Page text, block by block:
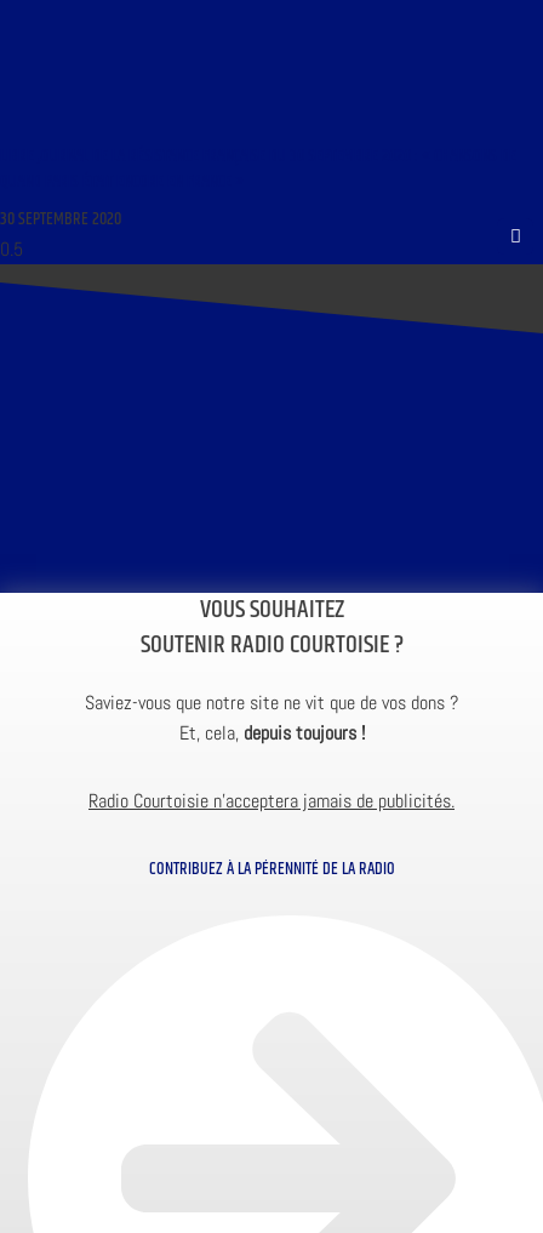
30 SEPTEMBRE 2020
VOUS SOUHAITEZ
SOUTENIR RADIO COURTOISIE ?
Saviez-vous que notre site ne vit que de vos dons ?
Et, cela, depuis toujours !
Radio Courtoisie n’acceptera jamais de publicités.
CONTRIBUEZ À LA PÉRENNITÉ DE LA RADIO